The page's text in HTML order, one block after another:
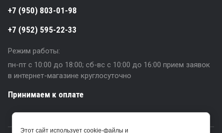
+7 (950) 803-01-98
+7 (952) 595-22-33
Режим работы:
пн-пт с 10:00 до 18:00; сб-вс с 10:00 до 16:00 прием заявок
в интернет-магазине круглосуточно
Принимаем к оплате
Этот сайт использует cookie-файлы и